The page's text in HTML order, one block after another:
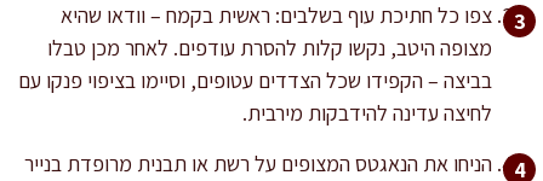
צפו כל חתיכת עוף בשלבים: ראשית בקמח – וודאו שהיא
מצופה היטב, נקשו קלות להסרת עודפים. לאחר מכן טבלו
בביצה – הקפידו שכל הצדדים עטופים, וסיימו בציפוי פנקו עם
לחיצה עדינה להידבקות מירבית.
הניחו את הנאגטס המצופים על רשת או תבנית מרופדת בנייר